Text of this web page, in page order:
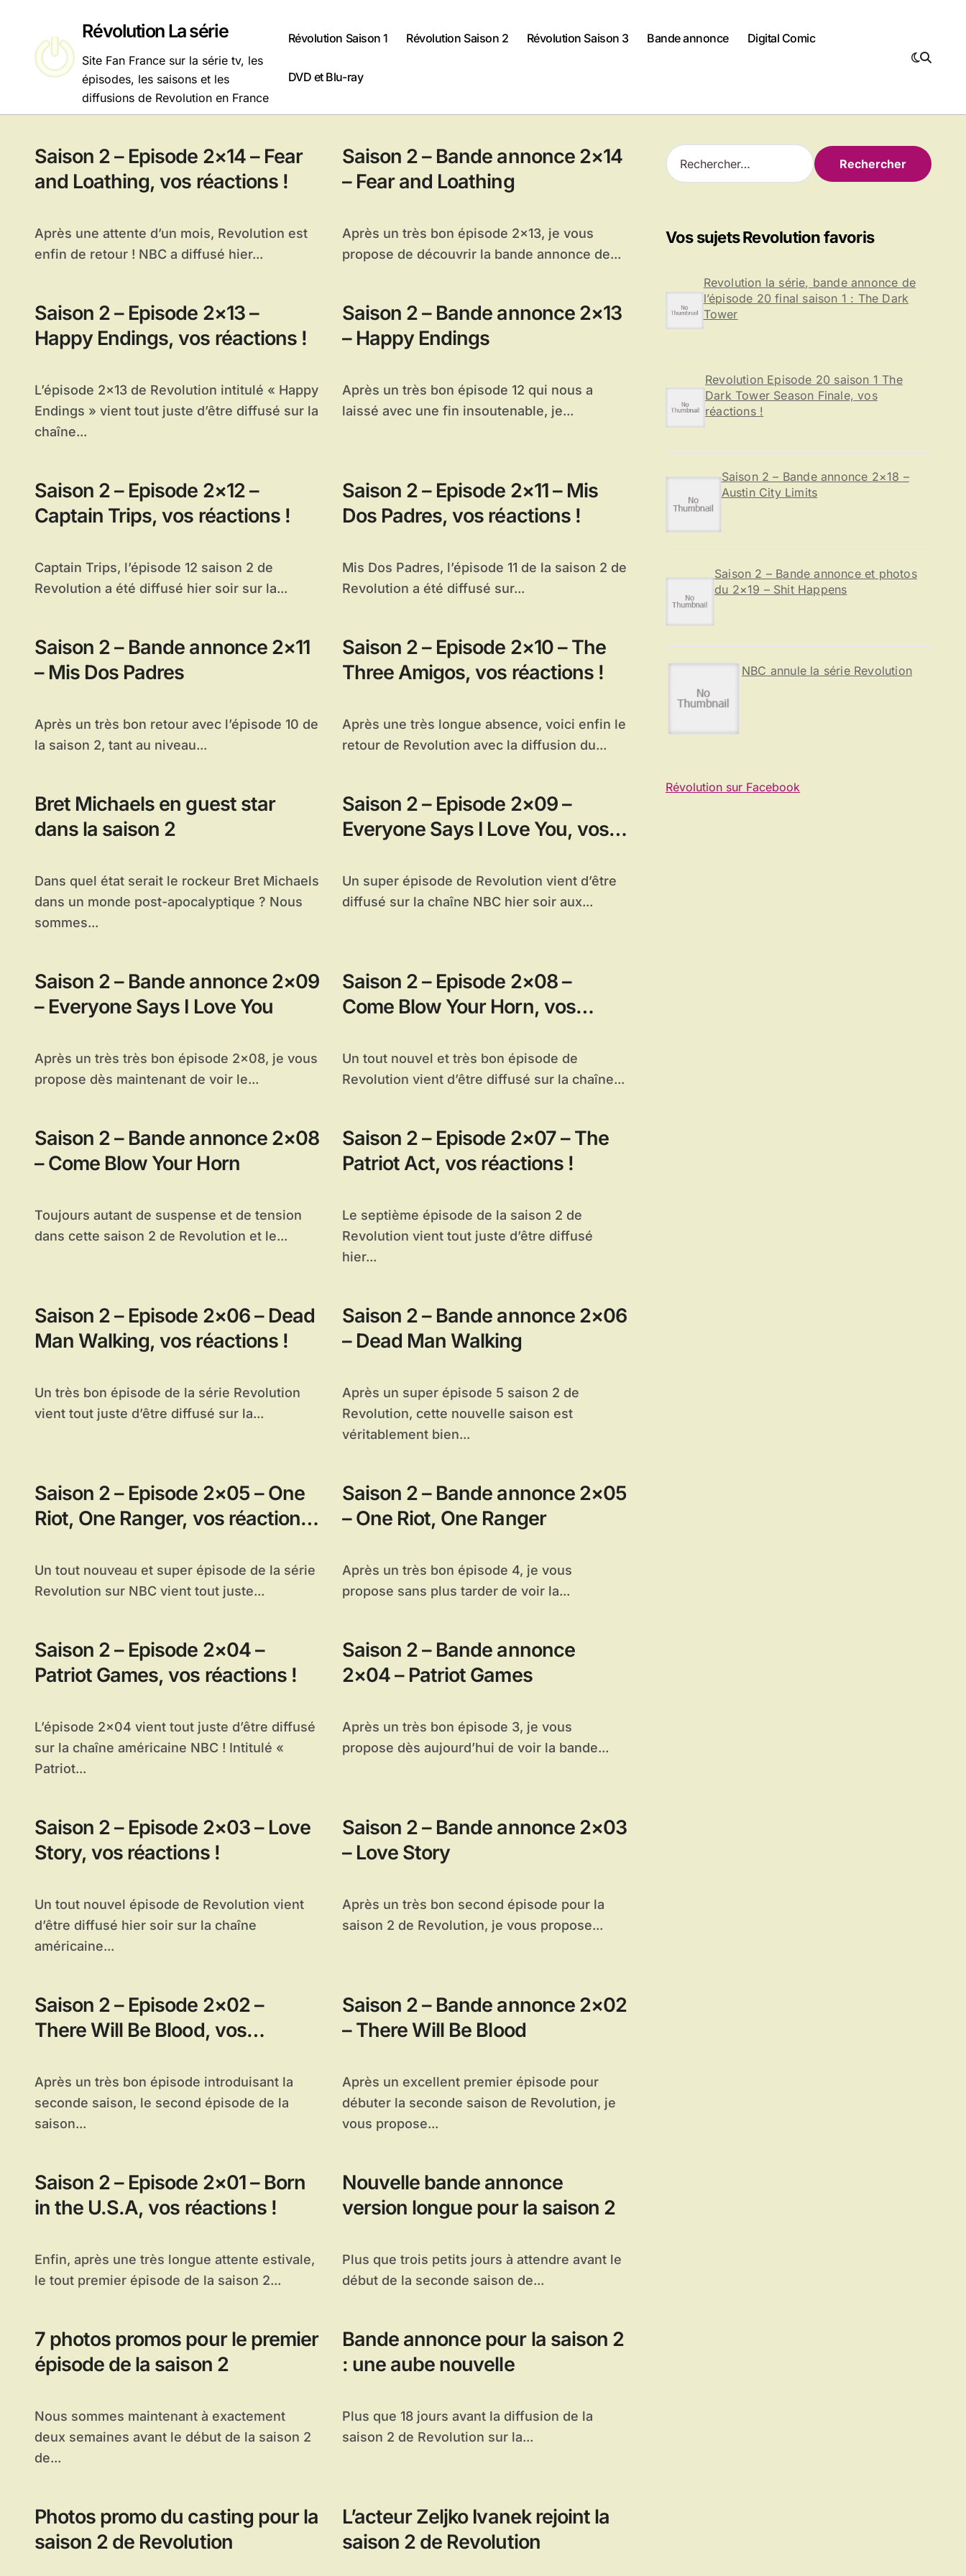
contenu
Révolution La série
Site Fan France sur la série tv, les
épisodes, les saisons et les
diffusions de Revolution en France
Révolution Saison 1 Révolution Saison 2 Révolution Saison 3 Bande annonce Digital Comic
DVD et Blu-ray
Saison 2 – Episode 2×14 – Fear
and Loathing, vos réactions !
Après une attente d’un mois, Revolution est
enfin de retour ! NBC a diffusé hier...
Saison 2 – Bande annonce 2×14
– Fear and Loathing
Après un très bon épisode 2×13, je vous
propose de découvrir la bande annonce de...
Saison 2 – Episode 2×13 –
Happy Endings, vos réactions !
L’épisode 2×13 de Revolution intitulé « Happy
Endings » vient tout juste d’être diffusé sur la
chaîne...
Saison 2 – Bande annonce 2×13
– Happy Endings
Après un très bon épisode 12 qui nous a
laissé avec une fin insoutenable, je...
Saison 2 – Episode 2×12 –
Captain Trips, vos réactions !
Captain Trips, l’épisode 12 saison 2 de
Revolution a été diffusé hier soir sur la...
Saison 2 – Episode 2×11 – Mis
Dos Padres, vos réactions !
Mis Dos Padres, l’épisode 11 de la saison 2 de
Revolution a été diffusé sur...
Saison 2 – Bande annonce 2×11
– Mis Dos Padres
Après un très bon retour avec l’épisode 10 de
la saison 2, tant au niveau...
Saison 2 – Episode 2×10 – The
Three Amigos, vos réactions !
Après une très longue absence, voici enfin le
retour de Revolution avec la diffusion du...
Bret Michaels en guest star
dans la saison 2
Dans quel état serait le rockeur Bret Michaels
dans un monde post-apocalyptique ? Nous
sommes...
Saison 2 – Episode 2×09 –
Everyone Says I Love You, vos
Un super épisode de Revolution vient d’être
diffusé sur la chaîne NBC hier soir aux...
Saison 2 – Bande annonce 2×09
– Everyone Says I Love You
Après un très très bon épisode 2×08, je vous
propose dès maintenant de voir le...
Saison 2 – Episode 2×08 –
Come Blow Your Horn, vos
Un tout nouvel et très bon épisode de
Revolution vient d’être diffusé sur la chaîne...
Saison 2 – Bande annonce 2×08
– Come Blow Your Horn
Toujours autant de suspense et de tension
dans cette saison 2 de Revolution et le...
Saison 2 – Episode 2×07 – The
Patriot Act, vos réactions !
Le septième épisode de la saison 2 de
Revolution vient tout juste d’être diffusé
hier...
Saison 2 – Episode 2×06 – Dead
Man Walking, vos réactions !
Un très bon épisode de la série Revolution
vient tout juste d’être diffusé sur la...
Saison 2 – Bande annonce 2×06
– Dead Man Walking
Après un super épisode 5 saison 2 de
Revolution, cette nouvelle saison est
véritablement bien...
Saison 2 – Episode 2×05 – One
Riot, One Ranger, vos réactions
Un tout nouveau et super épisode de la série
Revolution sur NBC vient tout juste...
Saison 2 – Bande annonce 2×05
– One Riot, One Ranger
Après un très bon épisode 4, je vous
propose sans plus tarder de voir la...
Saison 2 – Episode 2×04 –
Patriot Games, vos réactions !
L’épisode 2×04 vient tout juste d’être diffusé
sur la chaîne américaine NBC ! Intitulé «
Patriot...
Saison 2 – Bande annonce
2×04 – Patriot Games
Après un très bon épisode 3, je vous
propose dès aujourd’hui de voir la bande...
Saison 2 – Episode 2×03 – Love
Story, vos réactions !
Un tout nouvel épisode de Revolution vient
d’être diffusé hier soir sur la chaîne
américaine...
Saison 2 – Bande annonce 2×03
– Love Story
Après un très bon second épisode pour la
saison 2 de Revolution, je vous propose...
Saison 2 – Episode 2×02 –
There Will Be Blood, vos
Après un très bon épisode introduisant la
seconde saison, le second épisode de la
saison...
Saison 2 – Bande annonce 2×02
– There Will Be Blood
Après un excellent premier épisode pour
débuter la seconde saison de Revolution, je
vous propose...
Saison 2 – Episode 2×01 – Born
in the U.S.A, vos réactions !
Enfin, après une très longue attente estivale,
le tout premier épisode de la saison 2...
Nouvelle bande annonce
version longue pour la saison 2
Plus que trois petits jours à attendre avant le
début de la seconde saison de...
7 photos promos pour le premier
épisode de la saison 2
Nous sommes maintenant à exactement
deux semaines avant le début de la saison 2
de...
Bande annonce pour la saison 2
: une aube nouvelle
Plus que 18 jours avant la diffusion de la
saison 2 de Revolution sur la...
Photos promo du casting pour la
saison 2 de Revolution
L’acteur Zeljko Ivanek rejoint la
saison 2 de Revolution
R
e
r
c
r
Vos sujets Revolution favoris
Revolution la série, bande annonce de
l’épisode 20 final saison 1 : The Dark
Tower
Revolution Episode 20 saison 1 The
Dark Tower Season Finale, vos
réactions !
Saison 2 – Bande annonce 2×18 –
Austin City Limits
Saison 2 – Bande annonce et photos
du 2×19 – Shit Happens
NBC annule la série Revolution
Révolution sur Facebook